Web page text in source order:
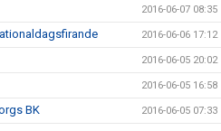
2016-06-07 08:35
2016-06-06 17:12
2016-06-05 20:02
2016-06-05 16:58
BK 2016-06-05 07:33